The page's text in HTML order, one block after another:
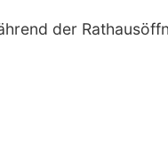
der